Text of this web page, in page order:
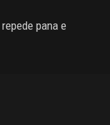
repede pana e